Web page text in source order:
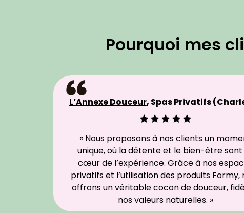
Pourquoi mes
L’Annexe Douceur, Spas Privatifs
« Nous proposons à nos clients un
unique, où la détente et le bien-être sont
cœur de l’expérience. Grâce à nos
privatifs et l’utilisation des produits Formy,
offrons un véritable cocon de douceur,
nos valeurs naturelles. »